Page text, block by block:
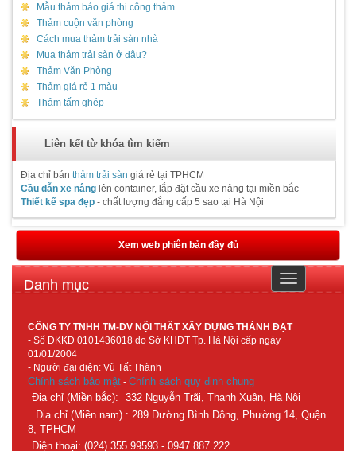
Mẫu thảm báo giá thi công thảm
Thảm cuộn văn phòng
Cách mua thảm trải sàn nhà
Mua thảm trải sàn ở đâu?
Thảm Văn Phòng
Thảm giá rẻ 1 màu
Thảm tấm ghép
Liên kết từ khóa tìm kiếm
Địa chỉ bán thảm trải sàn giá rẻ tại TPHCM
Cầu dẫn xe nâng lên container, lắp đặt cầu xe nâng tại miền bắc
Thiết kế spa đẹp - chất lượng đẳng cấp 5 sao tại Hà Nội
Xem web phiên bản đầy đủ
Toggle
navigation
Danh mục
CÔNG TY TNHH TM-DV NỘI THẤT XÂY DỰNG THÀNH ĐẠT
- Số ĐKKD 0101436018 do Sở KHĐT Tp. Hà Nội cấp ngày
01/01/2004
- Người đại diện: Vũ Tất Thành
Chính sách bảo mật - Chính sách quy định chung
Địa chỉ (Miền bắc):
332 Nguyễn Trãi, Thanh Xuân, Hà Nội
Địa chỉ (Miền nam) : 289 Đường Bình Đông, Phường 14, Quận
8, TPHCM
Điện thoại: (024) 355.99593 - 0947.887.222